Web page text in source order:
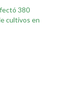
380
cultivos en